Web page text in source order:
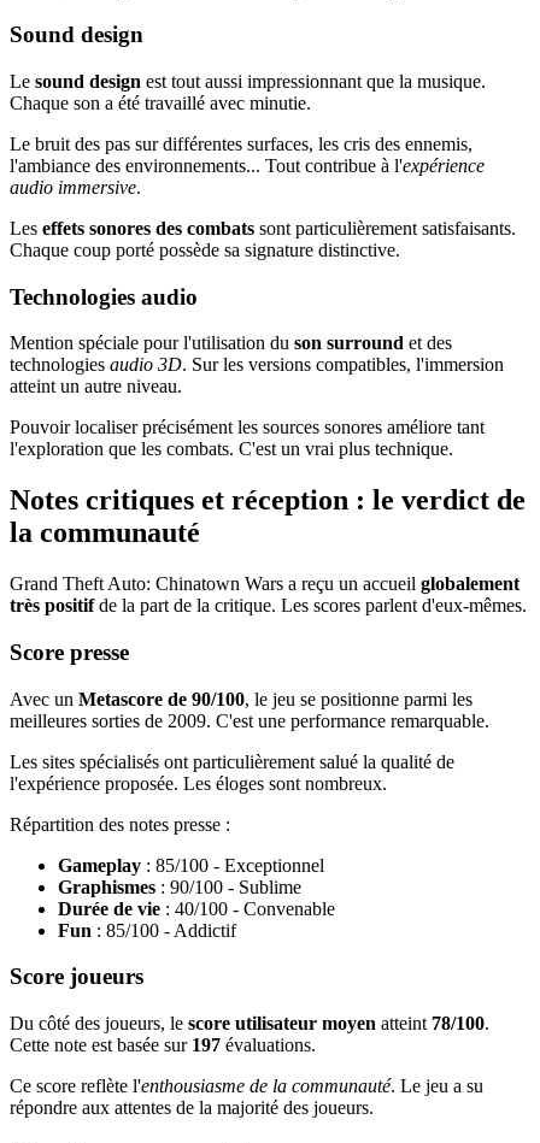
Sound design
Le sound design est tout aussi impressionnant que la musique.
Chaque son a été travaillé avec minutie.
Le bruit des pas sur différentes surfaces, les cris des ennemis,
l'ambiance des environnements... Tout contribue à l'expérience
audio immersive.
Les effets sonores des combats sont particulièrement satisfaisants.
Chaque coup porté possède sa signature distinctive.
Technologies audio
Mention spéciale pour l'utilisation du son surround et des
technologies audio 3D. Sur les versions compatibles, l'immersion
atteint un autre niveau.
Pouvoir localiser précisément les sources sonores améliore tant
l'exploration que les combats. C'est un vrai plus technique.
Notes critiques et réception : le verdict de
la communauté
Grand Theft Auto: Chinatown Wars a reçu un accueil globalement
très positifde la part de la critique. Les scores parlent d'eux-mêmes.
Score presse
Avec un Metascore de 90/100, le jeu se positionne parmi les
meilleures sorties de 2009. C'est une performance remarquable.
Les sites spécialisés ont particulièrement salué la qualité de
l'expérience proposée. Les éloges sont nombreux.
Répartition des notes presse :
Gameplay : 85/100 - Exceptionnel
Graphismes : 90/100 - Sublime
Durée de vie : 40/100 - Convenable
Fun : 85/100 - Addictif
Score joueurs
Du côté des joueurs, le score utilisateur moyen atteint 78/100.
Cette note est basée sur 197 évaluations.
Ce score reflète l'enthousiasme de la communauté. Le jeu a su
répondre aux attentes de la majorité des joueurs.